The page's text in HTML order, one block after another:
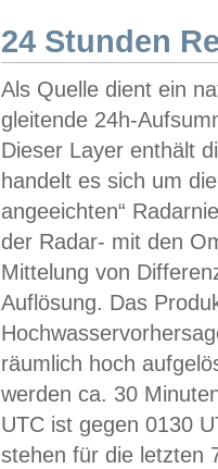
24 Stunden
Als Quelle dient ein
gleitende 24h-
Dieser Layer enthält
handelt es sich um
angeeichten“
der Radar- mit den
Mittelung von
Auflösung. Das
räumlich hoch
werden ca. 30
UTC ist gegen 0130
stehen für die letzten